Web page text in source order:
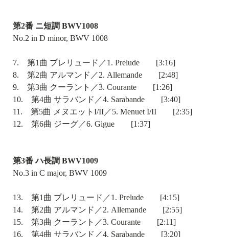
第2番 ニ短調 BWV1008
No.2 in D minor, BWV 1008
7. 第1曲 プレリュード／1. Prelude [3:16]
8. 第2曲 アルマンド／2. Allemande [2:48]
9. 第3曲 クーラント／3. Courante [1:26]
10. 第4曲 サラバンド／4. Sarabande [3:40]
11. 第5曲 メヌエットI/II／5. Menuet I/II [2:35]
12. 第6曲 ジーグ／6. Gigue [1:37]
第3番 ハ長調 BWV1009
No.3 in C major, BWV 1009
13. 第1曲 プレリュード／1. Prelude [4:15]
14. 第2曲 アルマンド／2. Allemande [2:55]
15. 第3曲 クーラント／3. Courante [2:11]
16. 第4曲 サラバンド／4. Sarabande [3:20]